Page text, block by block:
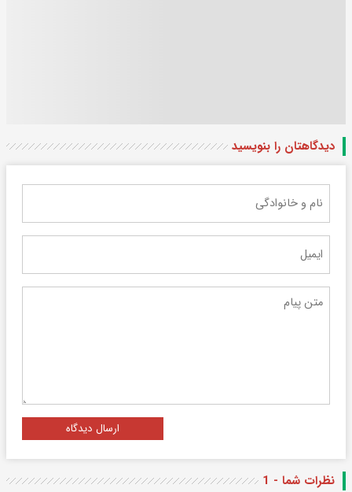
دیدگاهتان را بنویسید
ارسال دیدگاه
نظرات شما - 1